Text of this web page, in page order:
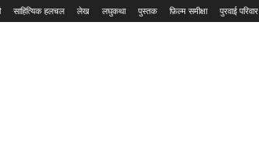
साहित्यिक हलचल लेख लघुकथा पुस्तक फ़िल्म समीक्षा पुरवाई परिवार